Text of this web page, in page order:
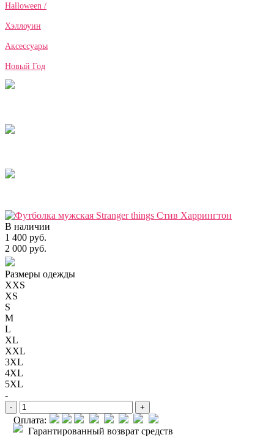
Halloween /
Хэллоуин
Аксессуары
Новый Год
В наличии
1 400 руб.
2 000 руб.
Размеры одежды
XXS
XS
S
M
L
XL
XXL
3XL
4XL
5XL
-
- +
Оплата:
Гарантированный возврат средств